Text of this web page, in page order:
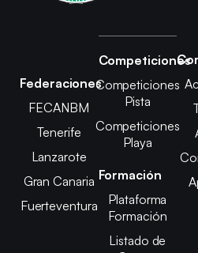
Federaciones
FECANBM
Tenerife
Lanzarote
Gran Canaria
Fuerteventura
Competiciones
Competiciones
Pista
Competiciones
Playa
Formación
Plataforma
Formación
Listado de